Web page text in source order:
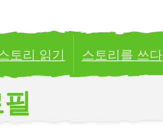
토리 읽기 스토리를 쓰다
stories to a global audience.